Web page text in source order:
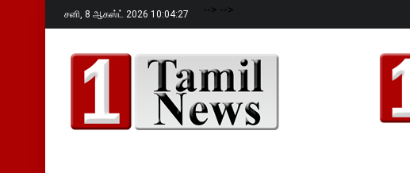
சனி, 8 ஆகஸ்ட் 2026 10:04:28 --> -->